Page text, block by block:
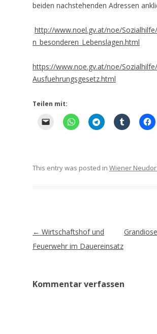
beiden nachstehenden Adressen
http://www.noel.gv.at/noe/
n_besonderen_Lebenslagen.html
https://www.noe.gv.at/noe/Sozialhilfe/
Ausfuehrungsgesetz.html
Teilen mit:
This entry was posted in Wiener
Artikel-
Navigation
← Wirtschaftshof und
Feuerwehr im Dauereinsatz
Kommentar verfassen